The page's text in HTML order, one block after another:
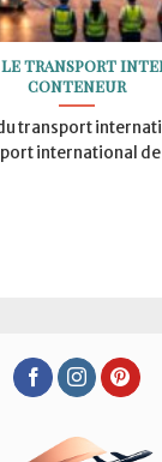
le transport
conteneur
transport
international